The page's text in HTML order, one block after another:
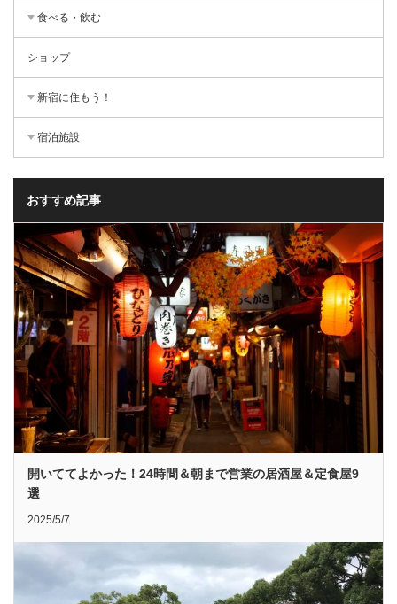
食べる・飲む
ショップ
新宿に住もう！
宿泊施設
おすすめ記事
開いててよかった！24時間＆朝まで営業の居酒屋＆定食屋9
選
2025/5/7